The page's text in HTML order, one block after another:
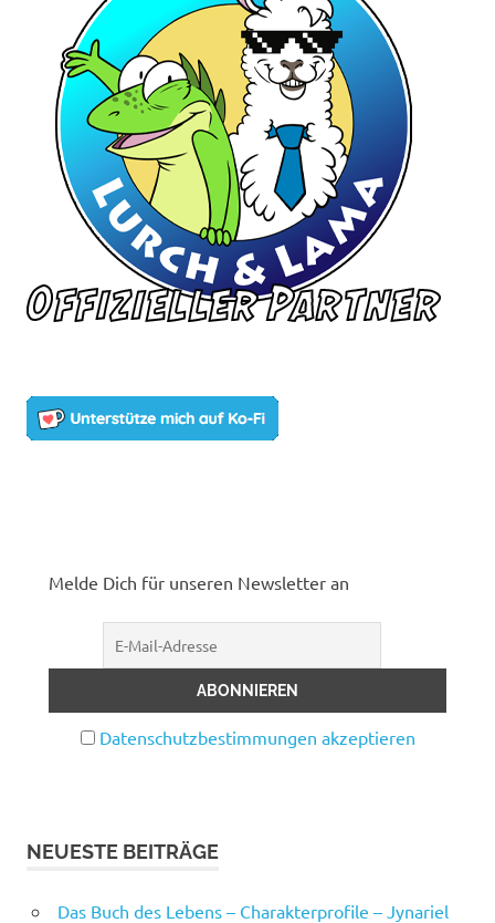
Melde Dich für unseren Newsletter an
Datenschutzbestimmungen akzeptieren
NEUESTE BEITRÄGE
Das Buch des Lebens – Charakterprofile – Jynariel